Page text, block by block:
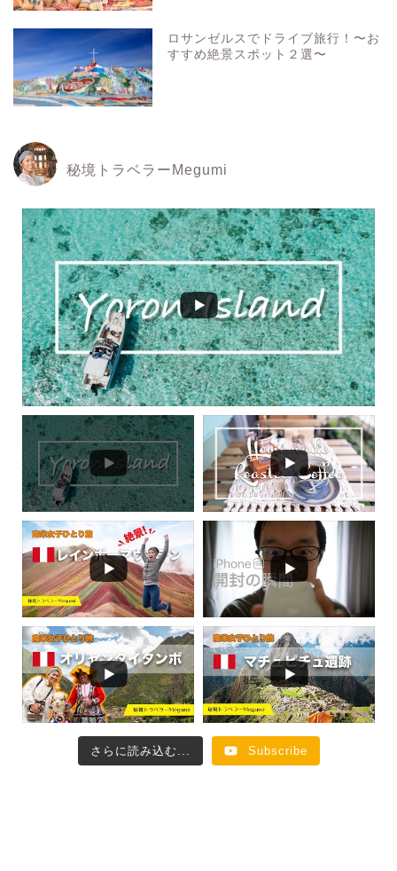
ロサンゼルスでドライブ旅行！〜お
すすめ絶景スポット２選〜
秘境トラベラーMegumi
さらに読み込む... Subscribe